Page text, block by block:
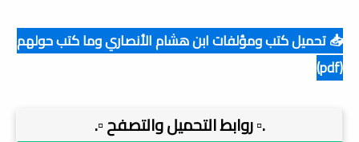
📥 تحميل كتب ومؤلفات ابن هشام الأنصاري وما كتب حولهم
(pdf)
.▫️ روابط التحميل والتصفح ▫️.